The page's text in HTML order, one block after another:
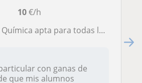
10€/h
todas las edades. También matemáticas hasta los 16 años.
con ganas de
que mis alumnos